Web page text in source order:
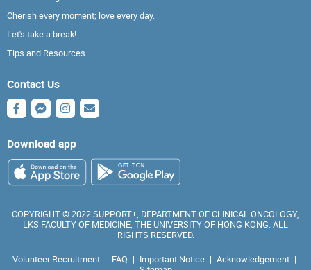
Cherish every moment; love every day.
Let's take a break!
Tips and Resources
Contact Us
Download app
COPYRIGHT © 2022 SUPPORT+, DEPARTMENT OF CLINICAL ONCOLOGY,
LKS FACULTY OF MEDICINE, THE UNIVERSITY OF HONG KONG. ALL
RIGHTS RESERVED.
Volunteer Recruitment | FAQ | Important Notice | Acknowledgement |